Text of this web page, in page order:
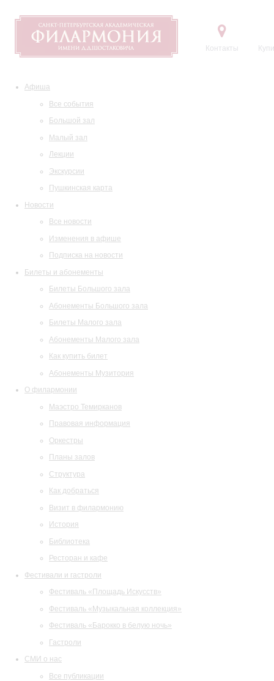
Контакты
Афиша
Все события
Большой зал
Малый зал
Лекции
Экскурсии
Пушкинская карта
Новости
Все новости
Изменения в афише
Подписка на новости
Билеты и абонементы
Билеты Большого зала
Абонементы Большого зала
Билеты Малого зала
Абонементы Малого зала
Как купить билет
Абонементы Музитория
О филармонии
Маэстро Темирканов
Правовая информация
Оркестры
Планы залов
Структура
Как добраться
Визит в филармонию
История
Библиотека
Ресторан и кафе
Фестивали и гастроли
Фестиваль «Площадь Искусств»
Фестиваль «Музыкальная коллекция»
Фестиваль «Барокко в белую ночь»
Гастроли
СМИ о нас
Все публикации